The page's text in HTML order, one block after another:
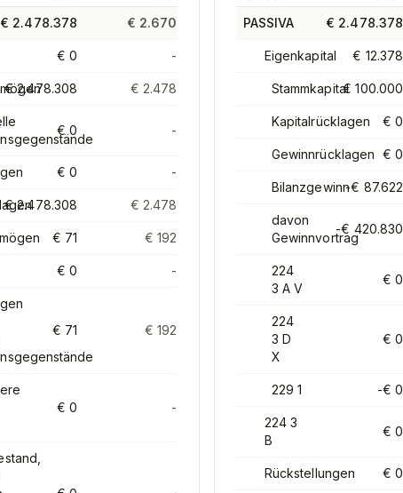
€ 2.478.378 € 2.670
€ 0 -
€ 2.478.308 € 2.478
€ 0 -
€ 0 -
€ 2.478.308 € 2.478
€ 71 € 192
€ 0 -
€ 71 € 192
€ 0 -
PASSIVA € 2.478.378
Eigenkapital € 12.378
Stammkapital€ 100.000
Kapitalrücklagen € 0
Gewinnrücklagen € 0
Bilanzgewinn-€ 87.622
davon
Gewinnvortrag
-€ 420.830
224
3 A V
€ 0
224
3 D
X
€ 0
229 1 -€ 0
224 3
B
€ 0
Rückstellungen € 0